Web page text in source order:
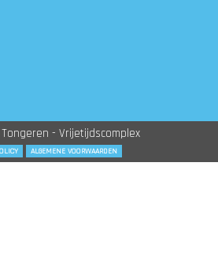
- Vrijetijdscomplex
ALGEMENE VOORWAARDEN